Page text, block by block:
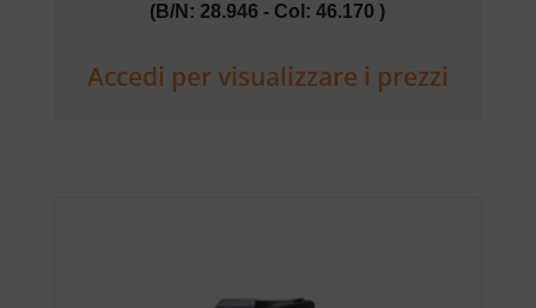
(B/N: 28.946 - Col: 46.170 )
Accedi per visualizzare i prezzi